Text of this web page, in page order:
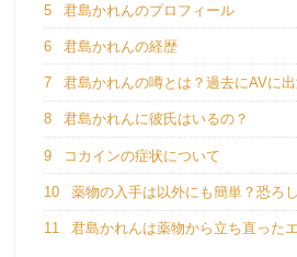
5 君島かれんのプロフィール
6 君島かれんの経歴
7 君島かれんの噂とは？過去にAVに
8 君島かれんに彼氏はいるの？
9 コカインの症状について
10 薬物の入手は以外にも簡単？恐ろ
11 君島かれんは薬物から立ち直った